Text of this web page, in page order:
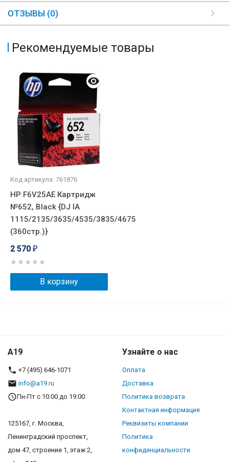
ОТЗЫВЫ (0)
Рекомендуемые товары
Код артикула: 761876
HP F6V25AE Картридж
№652, Black {DJ IA
1115/2135/3635/4535/3835/4675
(360стр.)}
2 570 ₽
В корзину
A19
+7 (495) 646-1071
info@a19.ru
Пн-Пт с 10:00 до 19:00
125167, г. Москва,
Ленинградский проспект,
дом 47, строение 1, этаж 2,
Узнайте о нас
Оплата
Доставка
Политика возврата
Контактная информация
Реквизиты компании
Политика
конфиденциальности